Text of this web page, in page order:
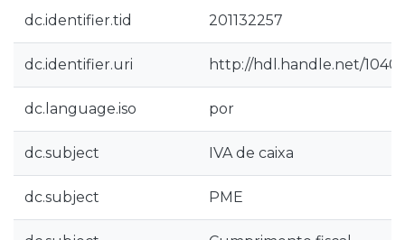
dc.identifier.tid 201132257
dc.identifier.uri http://hdl.handle.net/
dc.language.iso por
dc.subject IVA de caixa
dc.subject PME